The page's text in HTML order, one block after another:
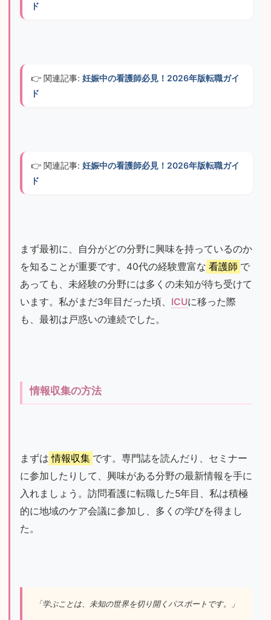
ド
👉 関連記事: 妊娠中の看護師必見！2026年版転職ガイ
ド
👉 関連記事: 妊娠中の看護師必見！2026年版転職ガイ
ド
まず最初に、自分がどの分野に興味を持っているのか
を知ることが重要です。40代の経験豊富な 看護師 で
あっても、未経験の分野には多くの未知が待ち受けて
います。私がまだ3年目だった頃、 ICUに移った際
も、最初は戸惑いの連続でした。
情報収集の方法
まずは 情報収集 です。専門誌を読んだり、セミナー
に参加したりして、興味がある分野の最新情報を手に
入れましょう。訪問看護に転職した5年目、私は積極
的に地域のケア会議に参加し、多くの学びを得まし
た。
「学ぶことは、未知の世界を切り開くパスポートです。」